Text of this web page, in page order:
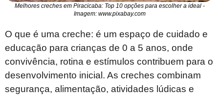
Melhores creches em Piracicaba: Top 10 opções para escolher a ideal -
Imagem: www.pixabay.com
O que é uma creche: é um espaço de cuidado e
educação para crianças de 0 a 5 anos, onde
convivência, rotina e estímulos contribuem para o
desenvolvimento inicial. As creches combinam
segurança, alimentação, atividades lúdicas e